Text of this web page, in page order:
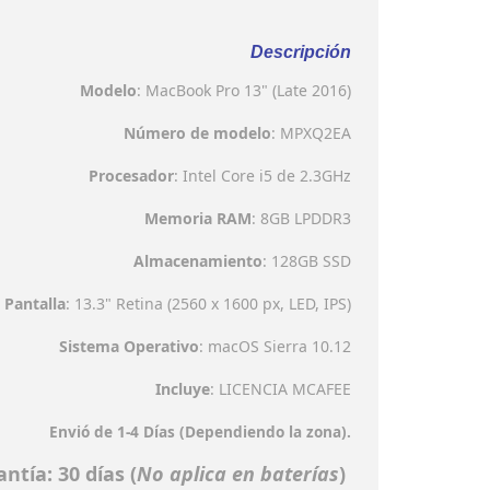
Descripción
Modelo: MacBook Pro 13" (Late 2016)
Número de modelo: MPXQ2EA
Procesador: Intel Core i5 de 2.3GHz
Memoria RAM: 8GB LPDDR3
Almacenamiento: 128GB SSD
Pantalla: 13.3" Retina (2560 x 1600 px, LED, IPS)
Sistema Operativo: macOS Sierra 10.12
Incluye: LICENCIA MCAFEE
Envió de 1-4 Días (Dependiendo la zona).
30 días (No aplica en baterías)